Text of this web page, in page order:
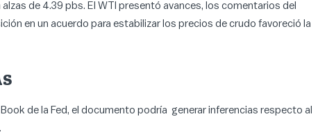
de 4.39 pbs. El WTI presentó avances, los comentarios del
en un acuerdo para estabilizar los precios de crudo favoreció la
de la Fed, el documento podría generar inferencias respecto al